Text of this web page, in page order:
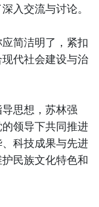
入交流与讨论。
简洁明了，紧扣
代社会建设与治
思想，苏林强
领导下共同推进
科技成果与先进
民族文化特色和